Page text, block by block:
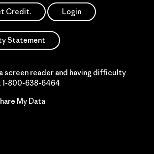
Credit. Login
Statement
screen reader and having difficulty
1-800-638-6464
My Data